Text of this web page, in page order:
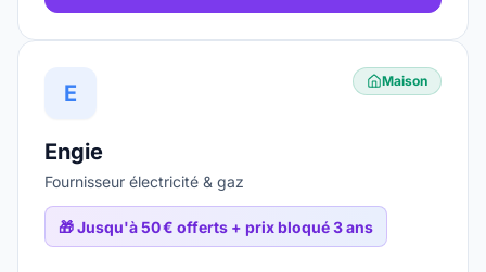
E Maison
Engie
Fournisseur électricité & gaz
🎁Jusqu'à 50 € offerts + prix bloqué 3 ans